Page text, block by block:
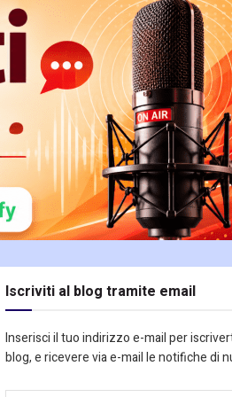
Iscriviti al blog tramite email
Inserisci il tuo indirizzo e-mail per
blog, e ricevere via e-mail le notifiche di